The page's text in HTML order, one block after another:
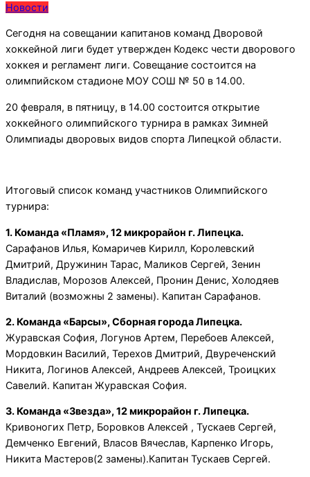
Новости
Сегодня на совещании капитанов команд Дворовой
хоккейной лиги будет утвержден Кодекс чести дворового
хоккея и регламент лиги. Совещание состоится на
олимпийском стадионе МОУ СОШ № 50 в 14.00.
20 февраля, в пятницу, в 14.00 состоится открытие
хоккейного олимпийского турнира в рамках Зимней
Олимпиады дворовых видов спорта Липецкой области.
Итоговый список команд участников Олимпийского
турнира:
1. Команда «Пламя», 12 микрорайон г. Липецка.
Сарафанов Илья, Комаричев Кирилл, Королевский
Дмитрий, Дружинин Тарас, Маликов Сергей, Зенин
Владислав, Морозов Алексей, Пронин Денис, Холодяев
Виталий (возможны 2 замены). Капитан Сарафанов.
2. Команда «Барсы», Сборная города Липецка.
Журавская София, Логунов Артем, Перебоев Алексей,
Мордовкин Василий, Терехов Дмитрий, Двуреченский
Никита, Логинов Алексей, Андреев Алексей, Троицких
Савелий. Капитан Журавская София.
3. Команда «Звезда», 12 микрорайон г. Липецка.
Кривоногих Петр, Боровков Алексей , Тускаев Сергей,
Демченко Евгений, Власов Вячеслав, Карпенко Игорь,
Никита Мастеров(2 замены).Капитан Тускаев Сергей.